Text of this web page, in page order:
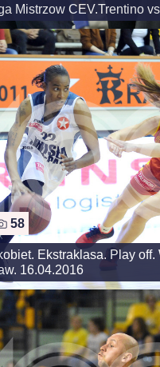
Mistrzow CEV.Trentino
58
Ekstraklasa. Play
16.04.2016